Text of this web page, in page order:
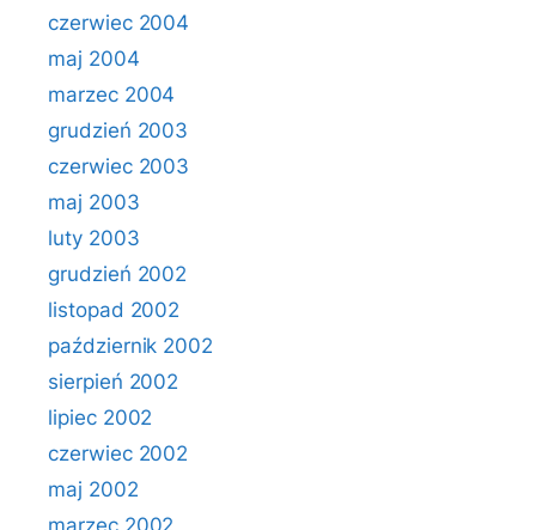
czerwiec 2004
maj 2004
marzec 2004
grudzień 2003
czerwiec 2003
maj 2003
luty 2003
grudzień 2002
listopad 2002
październik 2002
sierpień 2002
lipiec 2002
czerwiec 2002
maj 2002
marzec 2002